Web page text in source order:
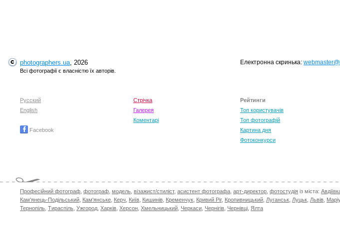
photographers.ua, 2026
Всі фотографії є власністю їх авторів.
Електронна скринька:
Русский
English
Facebook
Стрічка
Галерея
Коментарі
Рейтинги
Топ користувачів
Топ фотографій
Картина дня
Фотоконкурси
Професійний фотограф фотограф модель візажист/стиліст, асистент фотографа арт-директор фотостудія із міста:
Кам'янець-Подільський Кам'янське Керч Київ Кишинів Кременчук Кривий Ріг, Кропивницький Луганськ Луцьк Львів
Тернопіль Тираспіль Ужгород Харків Херсон Хмельницький Черкаси Чернігів Чернівці Ялта